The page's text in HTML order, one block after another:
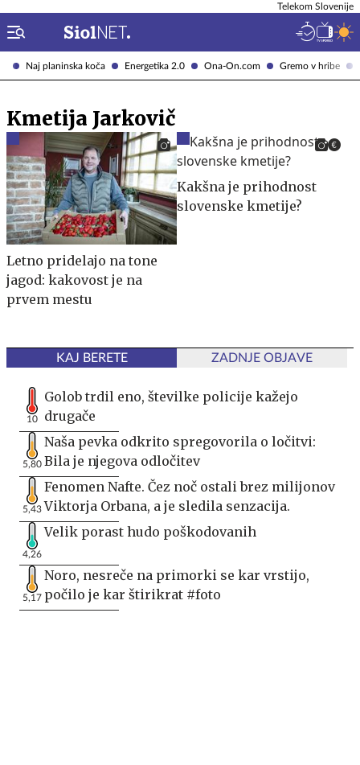
Naj planinska koča Energetika 2.0 Ona-On.com Gremo v hribe
Telekom Slovenije
Kmetija Jarkovič
Letno pridelajo na tone
jagod: kakovost je na
prvem mestu
Kakšna je prihodnost
slovenske kmetije?
KAJ BERETE ZADNJE OBJAVE
10
Golob trdil eno, številke policije kažejo
drugače
5,80
Naša pevka odkrito spregovorila o ločitvi:
Bila je njegova odločitev
5,43
Fenomen Nafte. Čez noč ostali brez milijonov
Viktorja Orbana, a je sledila senzacija.
4,26
Velik porast hudo poškodovanih
5,17
Noro, nesreče na primorki se kar vrstijo,
počilo je kar štirikrat #foto